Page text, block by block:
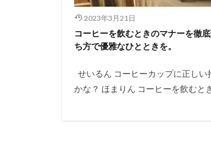
2023年3月21日
コーヒーを飲むときのマナーを徹
ち方で優雅なひとときを。
せいるん コーヒーカップに正しい
かな？ ほまりん コーヒーを飲むと